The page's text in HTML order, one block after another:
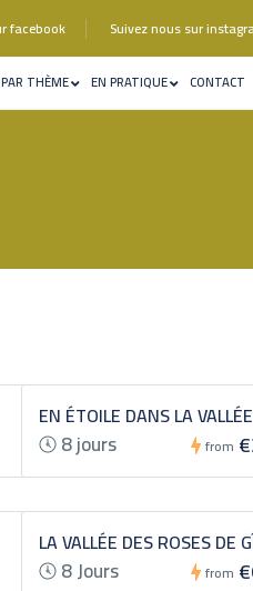
facebook Suivez nous sur
THÈME EN PRATIQUE CONTACT
from
EN ÉTOILE DANS LA
8 jours
from
LA VALLÉE DES ROSES DE
8 Jours